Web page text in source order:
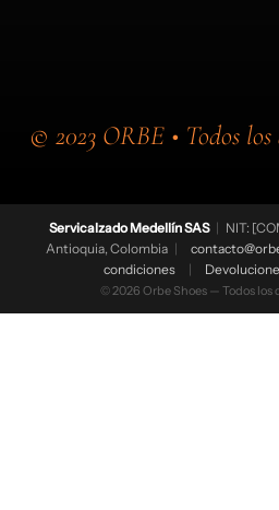
© 2023 ORBE • Todos los
Servicalzado Medellín SAS | NIT:
Antioquia, Colombia |
condiciones
|
© 2026 Orbe Shoes — Todos los